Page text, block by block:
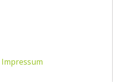
18 leuchtstoffbasierten
Impressum